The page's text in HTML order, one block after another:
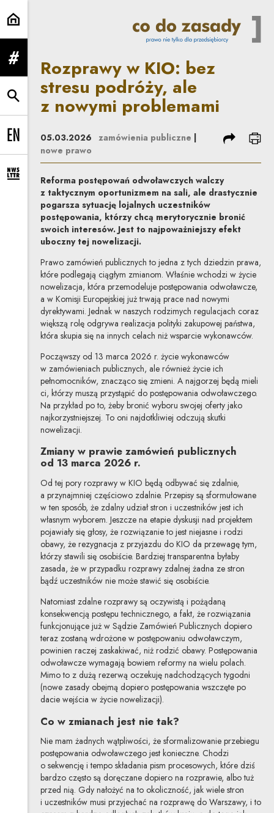
Rozprawy w KIO: bez stresu
rozwiń menu
rozwiń wyszukiwarkę
Change language to EN
rozwiń formularz zapisu na newsletter
Rozprawy w KIO: bez
stresu podróży, ale
z nowymi problemami
05.03.2026 zamówienia publiczne
nowe prawo
podziel się
Reforma postępowań odwoławczych walczy
z taktycznym oportunizmem na sali, ale drastycznie
pogarsza sytuację lojalnych uczestników
postępowania, którzy chcą merytorycznie bronić
swoich interesów. Jest to najpoważniejszy efekt
uboczny tej nowelizacji.
Prawo zamówień publicznych to jedna z tych dziedzin prawa,
które podlegają ciągłym zmianom. Właśnie wchodzi w życie
nowelizacja, która przemodeluje postępowania odwoławcze,
a w Komisji Europejskiej już trwają prace nad nowymi
dyrektywami. Jednak w naszych rodzimych regulacjach coraz
większą rolę odgrywa realizacja polityki zakupowej państwa,
która skupia się na innych celach niż wsparcie wykonawców.
Począwszy od 13 marca 2026 r. życie wykonawców
w zamówieniach publicznych, ale również życie ich
pełnomocników, znacząco się zmieni. A najgorzej będą mieli
ci, którzy muszą przystąpić do postępowania odwoławczego.
Na przykład po to, żeby bronić wyboru swojej oferty jako
najkorzystniejszej. To oni najdotkliwiej odczują skutki
nowelizacji.
Zmiany w prawie zamówień publicznych
od 13 marca 2026 r.
Od tej pory rozprawy w KIO będą odbywać się zdalnie,
a przynajmniej częściowo zdalnie. Przepisy są sformułowane
w ten sposób, że zdalny udział stron i uczestników jest ich
własnym wyborem. Jeszcze na etapie dyskusji nad projektem
pojawiały się głosy, że rozwiązanie to jest niejasne i rodzi
obawy, że rezygnacja z przyjazdu do KIO da przewagę tym,
którzy stawili się osobiście. Bardziej transparentna byłaby
zasada, że w przypadku rozprawy zdalnej żadna ze stron
bądź uczestników nie może stawić się osobiście.
Natomiast zdalne rozprawy są oczywistą i pożądaną
konsekwencją postępu technicznego, a fakt, że rozwiązania
funkcjonujące już w Sądzie Zamówień Publicznych dopiero
teraz zostaną wdrożone w postępowaniu odwoławczym,
powinien raczej zaskakiwać, niż rodzić obawy. Postępowania
odwoławcze wymagają bowiem reformy na wielu polach.
Mimo to z dużą rezerwą oczekuję nadchodzących tygodni
(nowe zasady obejmą dopiero postępowania wszczęte po
dacie wejścia w życie nowelizacji).
Co w zmianach jest nie tak?
Nie mam żadnych wątpliwości, że sformalizowanie przebiegu
postępowania odwoławczego jest konieczne. Chodzi
o sekwencję i tempo składania pism procesowych, które dziś
bardzo często są doręczane dopiero na rozprawie, albo tuż
przed nią. Gdy nałożyć na to okoliczność, jak wiele stron
i uczestników musi przyjechać na rozprawę do Warszawy, i to